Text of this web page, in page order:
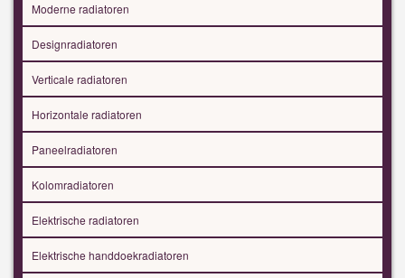
Moderne radiatoren
Designradiatoren
Verticale radiatoren
Horizontale radiatoren
Paneelradiatoren
Kolomradiatoren
Elektrische radiatoren
Elektrische handdoekradiatoren